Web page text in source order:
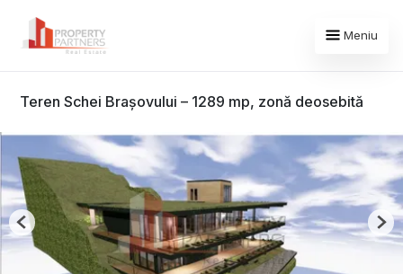
Meniu
Teren Schei Brașovului – 1289 mp, zonă deosebită
Previous